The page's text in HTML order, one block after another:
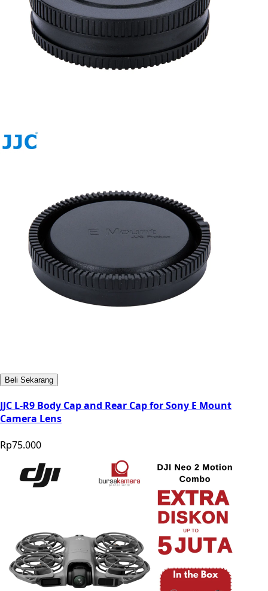
Beli Sekarang
JJC L-R9 Body Cap and Rear Cap for Sony E Mount
Camera Lens
Rp75.000